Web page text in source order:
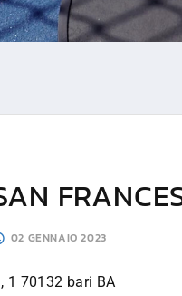
02 GENNAIO 2023
1 70132 bari BA